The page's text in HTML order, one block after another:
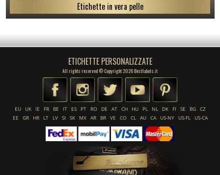
Etichette in vera pelle
ETICHETTE PERSONALIZZATE
All rights reserved © Copyright 2026 Bestlabels.it
EU UK IE FR BE IT ES PT RO DE AT CH HU PL NL DK FI SE BG
CZ
EE
GR HR LT LV SI SK MX AR BR VE CO CL AU CA US-NY US-FL US-CA